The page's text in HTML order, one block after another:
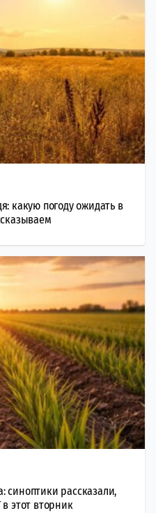
какую погоду ожидать в
рассказали,
этот вторник